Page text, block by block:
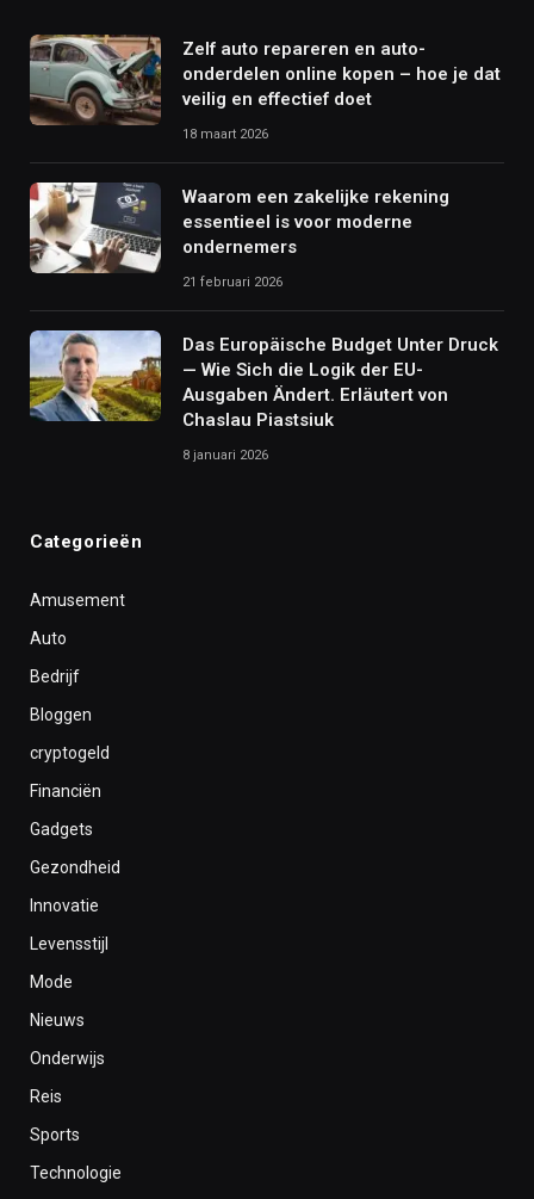
Zelf auto repareren en auto-
onderdelen online kopen – hoe je dat
veilig en effectief doet
18 maart 2026
Waarom een zakelijke rekening
essentieel is voor moderne
ondernemers
21 februari 2026
Das Europäische Budget Unter Druck
— Wie Sich die Logik der EU-
Ausgaben Ändert. Erläutert von
Chaslau Piastsiuk
8 januari 2026
Categorieën
Amusement
Auto
Bedrijf
Bloggen
cryptogeld
Financiën
Gadgets
Gezondheid
Innovatie
Levensstijl
Mode
Nieuws
Onderwijs
Reis
Sports
Technologie